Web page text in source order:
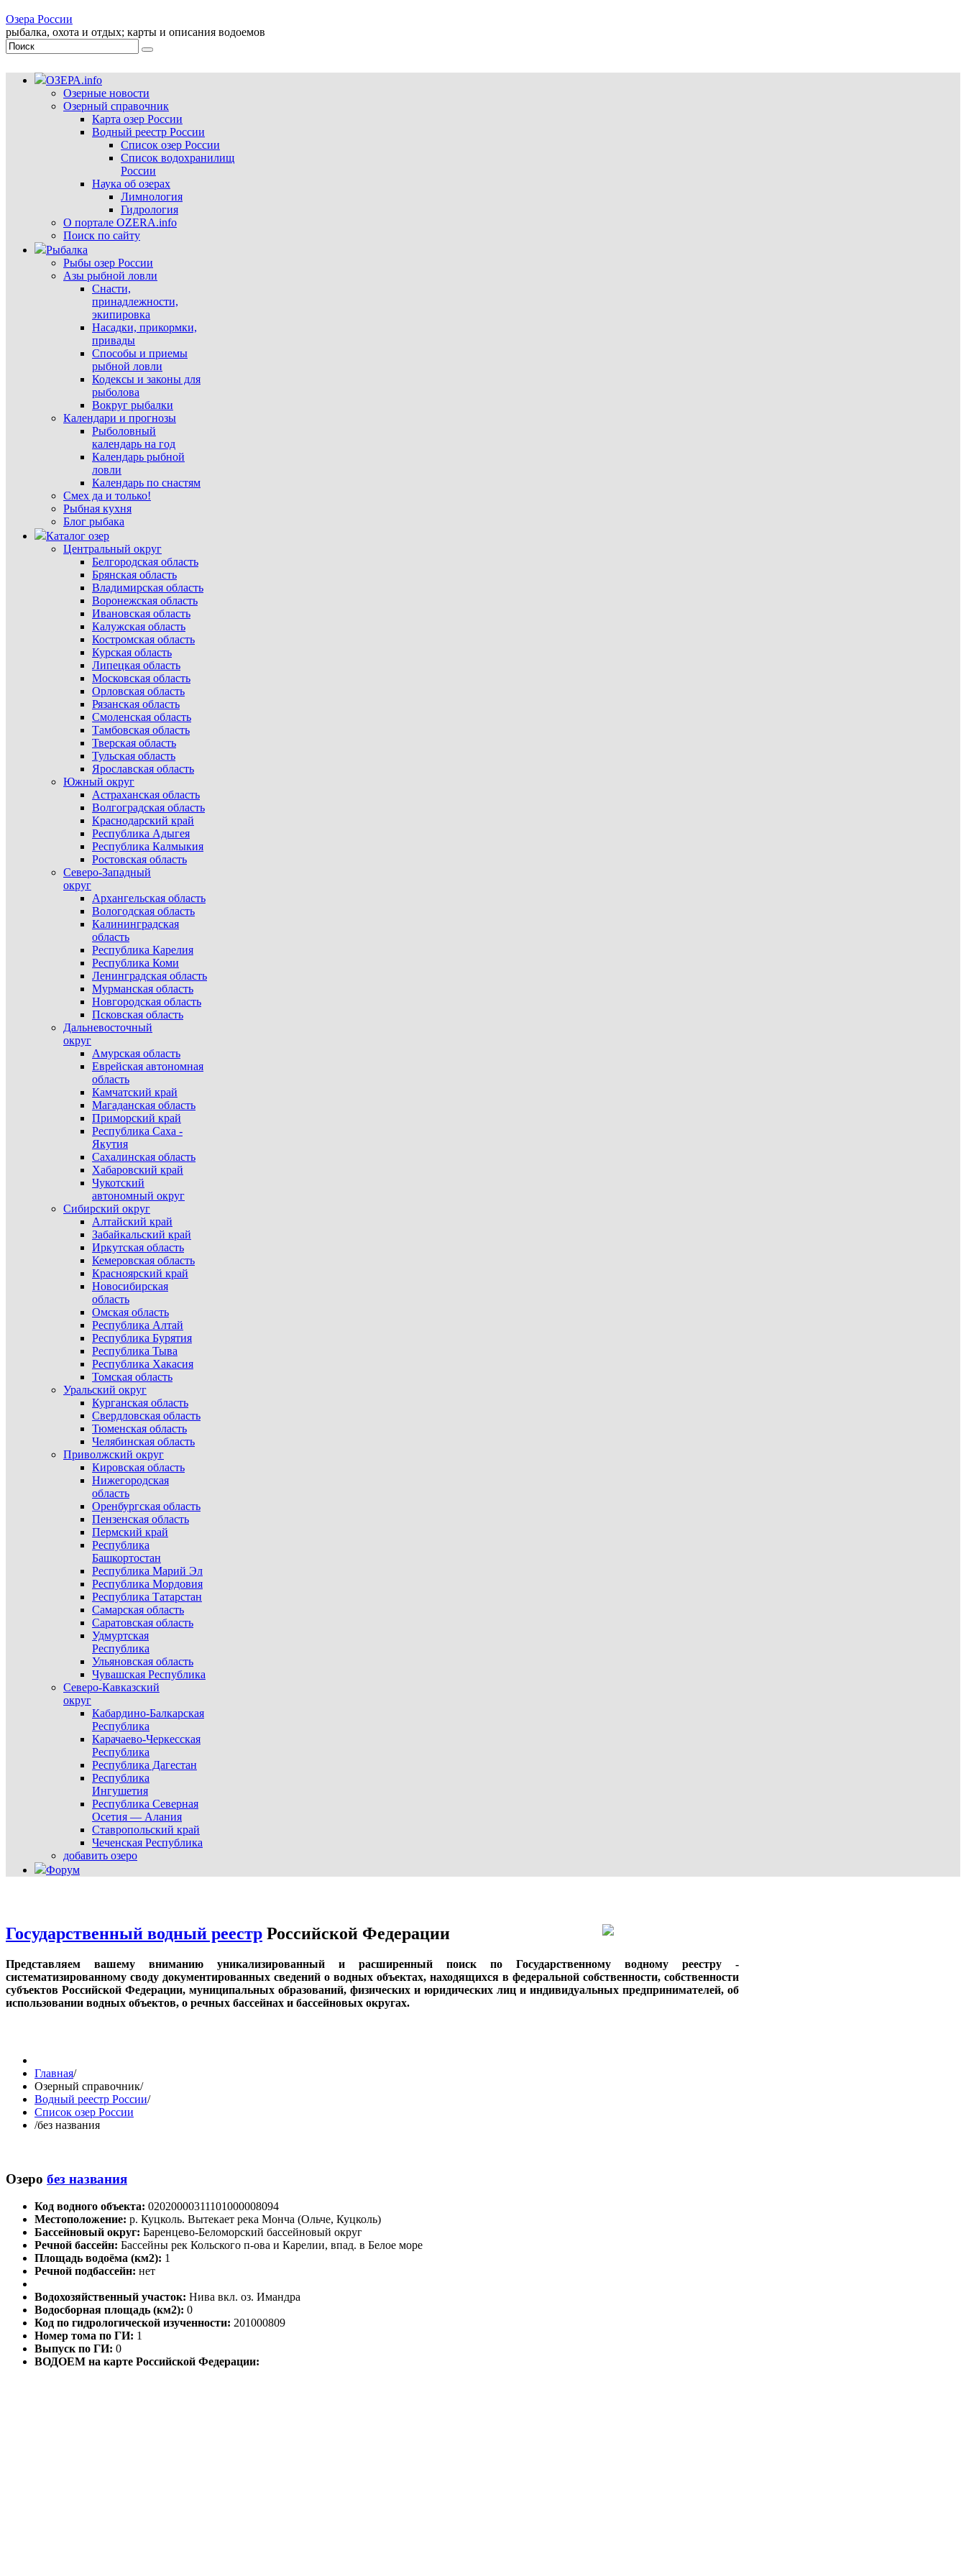
Озера России
рыбалка, охота и отдых; карты и описания водоемов
ОЗЕРА.info
Озерные новости
Озерный справочник
Карта озер России
Водный реестр России
Список озер России
Список водохранилищ
России
Наука об озерах
Лимнология
Гидрология
О портале OZERA.info
Поиск по сайту
Рыбалка
Рыбы озер России
Азы рыбной ловли
Снасти,
принадлежности,
экипировка
Насадки, прикормки,
привады
Способы и приемы
рыбной ловли
Кодексы и законы для
рыболова
Вокруг рыбалки
Календари и прогнозы
Рыболовный
календарь на год
Календарь рыбной
ловли
Календарь по снастям
Смех да и только!
Рыбная кухня
Блог рыбака
Каталог озер
Центральный округ
Белгородская область
Брянская область
Владимирская область
Воронежская область
Ивановская область
Калужская область
Костромская область
Курская область
Липецкая область
Московская область
Орловская область
Рязанская область
Смоленская область
Тамбовская область
Тверская область
Тульская область
Ярославская область
Южный округ
Астраханская область
Волгоградская область
Краснодарский край
Республика Адыгея
Республика Калмыкия
Ростовская область
Северо-Западный
округ
Архангельская область
Вологодская область
Калининградская
область
Республика Карелия
Республика Коми
Ленинградская область
Мурманская область
Новгородская область
Псковская область
Дальневосточный
округ
Амурская область
Еврейская автономная
область
Камчатский край
Магаданская область
Приморский край
Республика Саха -
Якутия
Сахалинская область
Хабаровский край
Чукотский
автономный округ
Сибирский округ
Алтайский край
Забайкальский край
Иркутская область
Кемеровская область
Красноярский край
Новосибирская
область
Омская область
Республика Алтай
Республика Бурятия
Республика Тыва
Республика Хакасия
Томская область
Уральский округ
Курганская область
Свердловская область
Тюменская область
Челябинская область
Приволжский округ
Кировская область
Нижегородская
область
Оренбургская область
Пензенская область
Пермский край
Республика
Башкортостан
Республика Марий Эл
Республика Мордовия
Республика Татарстан
Самарская область
Саратовская область
Удмуртская
Республика
Ульяновская область
Чувашская Республика
Северо-Кавказский
округ
Кабардино-Балкарская
Республика
Карачаево-Черкесская
Республика
Республика Дагестан
Республика
Ингушетия
Республика Северная
Осетия — Алания
Ставропольский край
Чеченская Республика
добавить озеро
Форум
Государственный водный реестр Российской Федерации
Представляем вашему вниманию уникализированный и расширенный поиск по Государственному водному реестру -
систематизированному своду документированных сведений о водных объектах, находящихся в федеральной собственности, собственности
субъектов Российской Федерации, муниципальных образований, физических и юридических лиц и индивидуальных предпринимателей, об
использовании водных объектов, о речных бассейнах и бассейновых округах.
Главная/
Озерный справочник/
Водный реестр России/
Список озер России
/без названия
Озеро без названия
Код водного объекта: 02020000311101000008094
Местоположение: р. Куцколь. Вытекает река Монча (Ольче, Куцколь)
Бассейновый округ: Баренцево-Беломорский бассейновый округ
Речной бассейн: Бассейны рек Кольского п-ова и Карелии, впад. в Белое море
Площадь водоёма (км2): 1
Речной подбассейн: нет
Водохозяйственный участок: Нива вкл. оз. Имандра
Водосборная площадь (км2): 0
Код по гидрологической изученности: 201000809
Номер тома по ГИ: 1
Выпуск по ГИ: 0
ВОДОЕМ на карте Российской Федерации: